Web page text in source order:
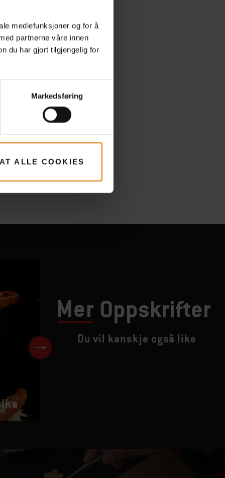
mediefunksjoner og for å
partnerne våre innen
du har gjort tilgjengelig for
Markedsføring
ALLE COOKIES
Mer Oppskrifter
Du vil kanskje også like